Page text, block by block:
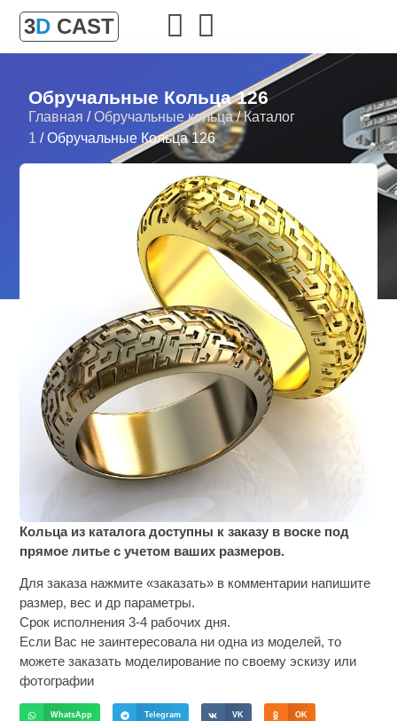
3D CAST
Обручальные Кольца 126
Главная /Обручальные кольца/Каталог
1 / Обручальные Кольца 126
Кольца из каталога доступны к заказу в воске под
прямое литье с учетом ваших размеров.
Для заказа нажмите «заказать» в комментарии напишите
размер, вес и др параметры.
Срок исполнения 3-4 рабочих дня.
Если Вас не заинтересовала ни одна из моделей, то
можете заказать моделирование по своему эскизу или
фотографии
WhatsApp Telegram VK OK